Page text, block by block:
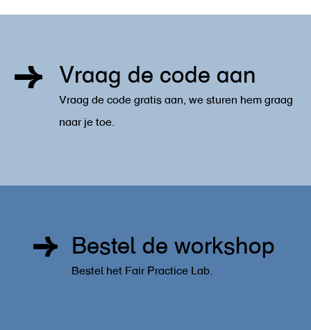
Vraag de code aan
Vraag de code gratis aan, we sturen hem graag
naar je toe.
Bestel de workshop
Bestel het Fair Practice Lab.